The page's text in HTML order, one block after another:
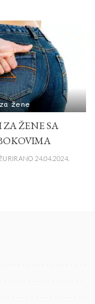
žene
ZA ŽENE SA
24.04.2024.